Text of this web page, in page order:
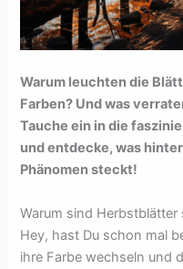
Warum leuchten die
Farben? Und was
Tauche ein in die
und entdecke, was
Phänomen steckt!
Warum sind Herbstblätter
Hey, hast Du schon mal
ihre Farbe wechseln und